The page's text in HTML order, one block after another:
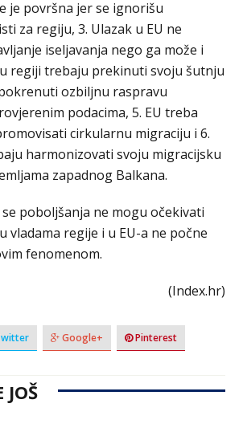
je površna jer se ignorišu
za regiju, 3. Ulazak u EU ne
iseljavanja nego ga može i
regiji trebaju prekinuti svoju šutnju
ozbiljnu raspravu
podacima, 5. EU treba
cirkularnu migraciju i 6.
harmonizovati svoju migracijsku
zapadnog Balkana.
poboljšanja ne mogu očekivati
vladama regije i u EU-a ne počne
fenomenom.
(Index.hr)
Google+ Pinterest
JOŠ